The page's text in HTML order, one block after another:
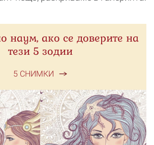
наум, ако се доверите на
тези 5 зодии
5 СНИМКИ